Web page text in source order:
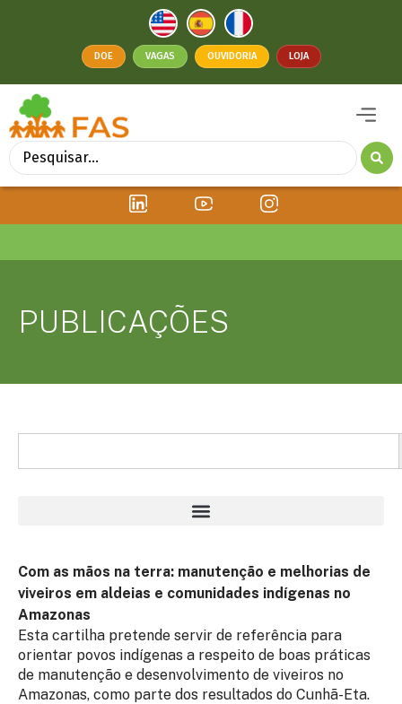
DOE VAGAS OUVIDORIA LOJA
PUBLICAÇÕES
Com as mãos na terra: manutenção e melhorias de
viveiros em aldeias e comunidades indígenas no
Amazonas
Esta cartilha pretende servir de referência para
orientar povos indígenas a respeito de boas práticas
de manutenção e desenvolvimento de viveiros no
Amazonas, como parte dos resultados do Cunhã-Eta.